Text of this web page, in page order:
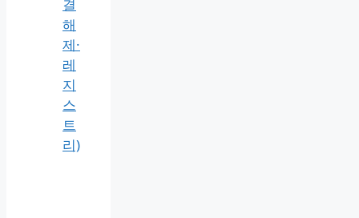
결
해
제·
레
지
스
트
리)